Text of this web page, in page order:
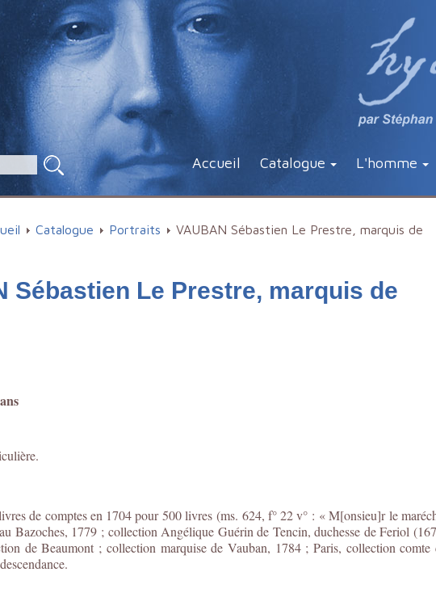
Accueil Catalogue L'homme
Catalogue Portraits VAUBAN Sébastien Le Prestre, marquis de
Sébastien Le Prestre, marquis de
de comptes en 1704 pour 500 livres (ms. 624, f° 22 v° : « M[onsieu]r le
Bazoches, 1779 ; collection Angélique Guérin de Tencin, duchesse de Feriol
de Beaumont ; collection marquise de Vauban, 1784 ; Paris, collection comte